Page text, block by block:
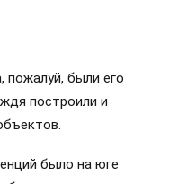
пожалуй, были его
построили и
было на юге